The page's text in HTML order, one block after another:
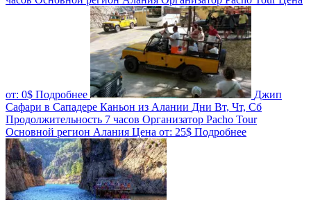
от: 0$ Подробнее
Джип
Сафари в Сападере Каньон из Алании Дни Вт, Чт, Сб
Продолжительность 7 часов Организатор Pacho Tour
Основной регион Алания Цена от: 25$ Подробнее